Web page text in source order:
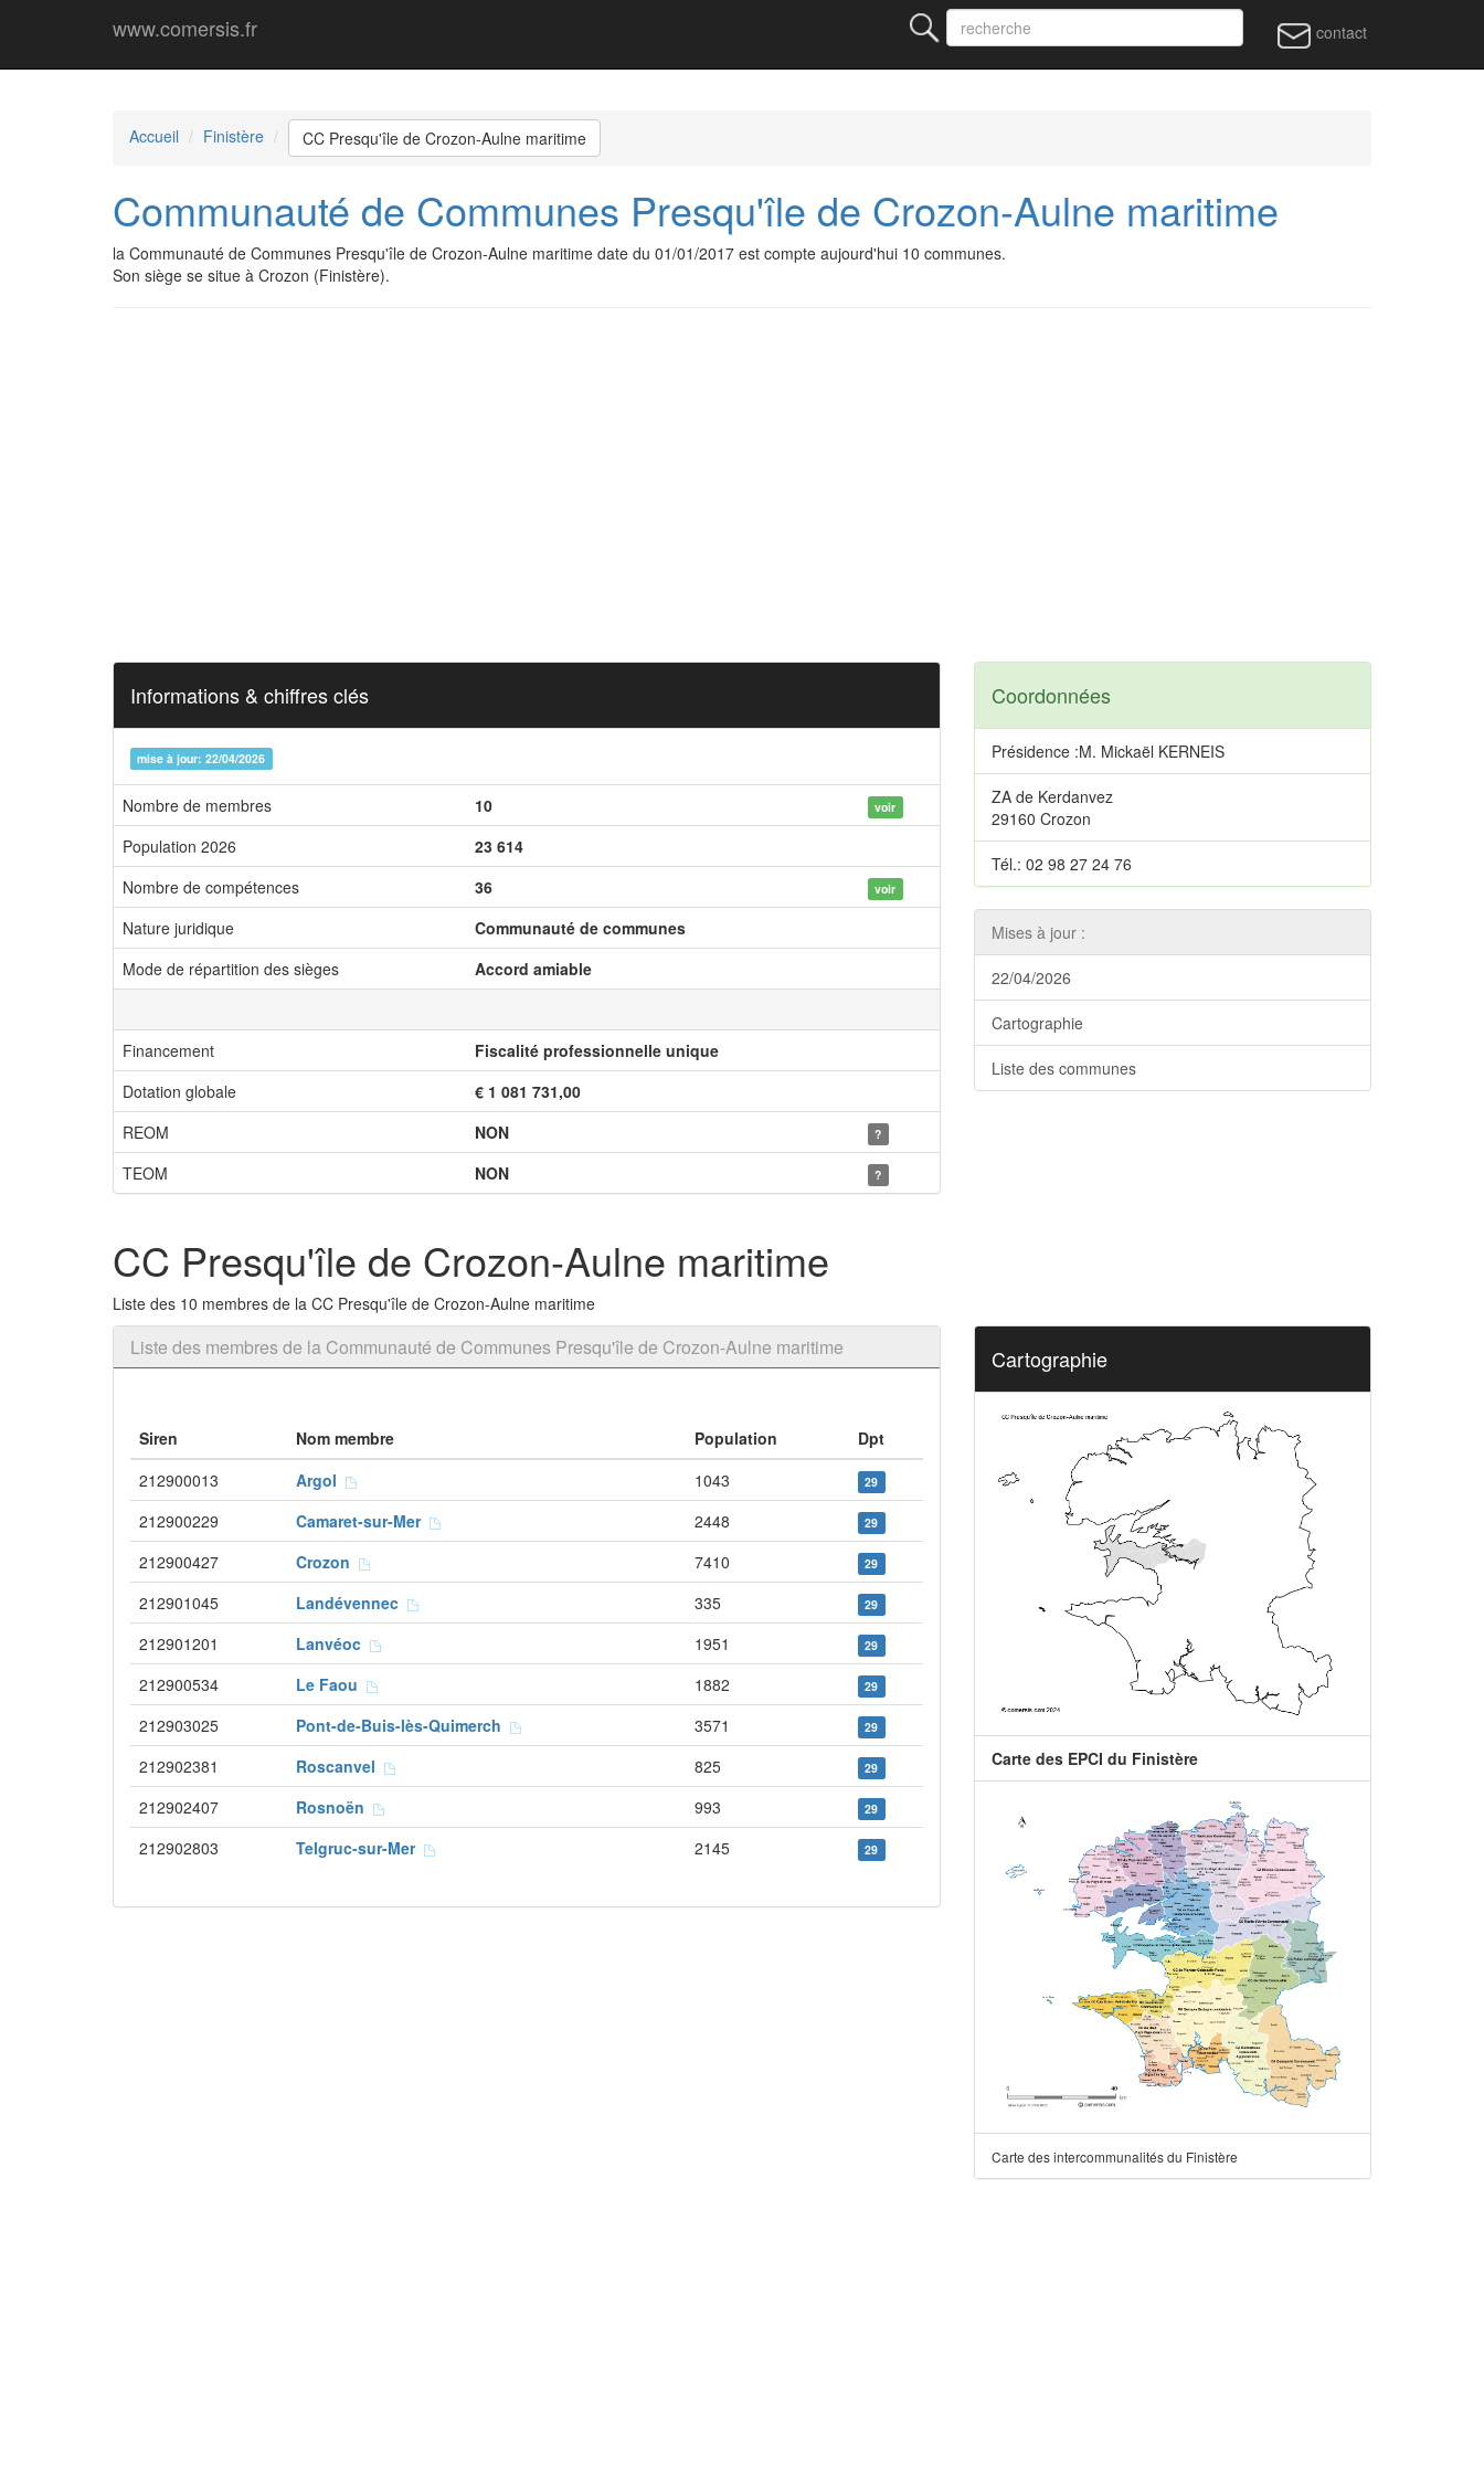
www.comersis.fr contact
Accueil Finistère CC Presqu'île de Crozon-Aulne maritime
Communauté de Communes Presqu'île de Crozon-Aulne maritime
la Communauté de Communes Presqu'île de Crozon-Aulne maritime date du 01/01/2017 est compte aujourd'hui 10 communes.
Son siège se situe à Crozon (Finistère).
Informations & chiffres clés
mise à jour: 22/04/2026
Nombre de membres 10 voir
Population 2026
23 614
Nombre de compétences
36 voir
Nature juridique
Communauté de communes
Mode de répartition des sièges
Accord amiable
Financement
Fiscalité professionnelle unique
Dotation globale
€ 1 081 731,00
REOM
NON ?
TEOM NON ?
Coordonnées
Présidence :M. Mickaël KERNEIS
ZA de Kerdanvez
29160 Crozon
Tél.: 02 98 27 24 76
Mises à jour :
22/04/2026
Cartographie
Liste des communes
CC Presqu'île de Crozon-Aulne maritime
Liste des 10 membres de la CC Presqu'île de Crozon-Aulne maritime
Liste des membres de la Communauté de Communes Presqu'île de Crozon-Aulne maritime
Siren Nom membre Population
Dpt
212900013
Argol 1043 29
212900229 Camaret-sur-Mer 2448 29
212900427 Crozon 7410 29
212901045 Landévennec 335 29
212901201 Lanvéoc 1951 29
212900534 Le Faou 1882 29
212903025 Pont-de-Buis-lès-Quimerch 3571 29
212902381 Roscanvel 825 29
212902407 Rosnoën 993 29
212902803 Telgruc-sur-Mer 2145 29
Cartographie
Carte des EPCI du Finistère
Carte des intercommunalités du Finistère